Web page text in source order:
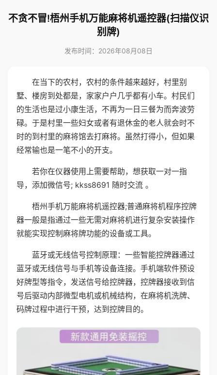
不贪不冒!梧州手机万能麻将机遥控器(扫描仪识
别牌)
发布时间：2026年08月08日
在当下的农村，农村的条件越来越好，村里别
墅、楼房到处都是，家家户户几乎都有小车。村民们
的生活也是过小康生活，不再为一日三餐为而奔波劳
碌。于是村里一些妇女或者有退休金的老人就会时不
时的到村里的麻将馆去打麻将。虽然打得小，但如果
经常输也是一笔不小的开支。
若你在仪器使用上需要帮助，想获取一对一指
导，添加微信号; kkss8691 随时交流 。
梧州手机万能麻将机遥控器;普通麻将机程序控牌
器一般是指通过一些无需对麻将机进行复杂安装操作
就能实现控制麻将牌功能的设备或工具。
蓝牙或无线信号控制原理：一些智能控牌器通过
蓝牙或无线信号与手机等设备连接。手机端软件预设
好牌型等指令，发送信号给控牌器，控牌器接收到信
号后驱动内部微型电机或机械结构，在麻将机洗牌、
码牌过程中进行干预，达到控牌目的。